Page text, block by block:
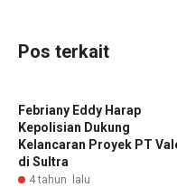
Pos terkait
Febriany Eddy Harap
Kepolisian Dukung
Kelancaran Proyek PT
di Sultra
4 tahun lalu